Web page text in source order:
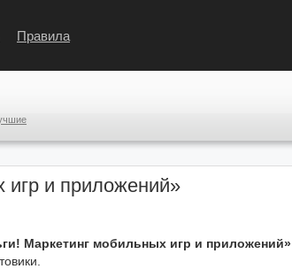
Правила
игр и приложений»
Маркетинг мобильных игр и приложений»